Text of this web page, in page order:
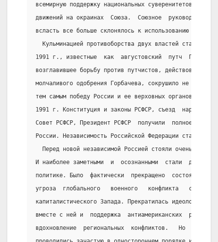
всемирную поддержку национальных суверенитетов,
движений на окраинах  Союза.  Союзное  руководство
всласть все больше склонялось к использованию
Кульминацией противоборства двух властей стали
1991 г., известные  как  августовский  путч  ГКЧП.
возглавившее борьбу против путчистов,
молчаливого одобрения Горбачева, сокрушило не
тем самым победу России и ее верховных органов над
1991 г. Конституция и законы РСФСР, съезд  народных
Совет РСФСР, Президент РСФСР  получили  полное
России. Независимость Российской Федерации стала
Перед новой независимой Россией стояли очень
И наиболее заметными  и  осознанными  стали
политике. Было  фактически  прекращено  состояние
угроза  глобального   военного   конфликта
капиталистического Запада. Прекратилась
вместе с ней и  поддержка  антиамериканских
вдохновление  региональных  конфликтов.   Но